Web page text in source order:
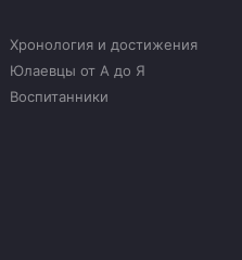
Хронология и достижения
Юлаевцы от А до Я
Воспитанники